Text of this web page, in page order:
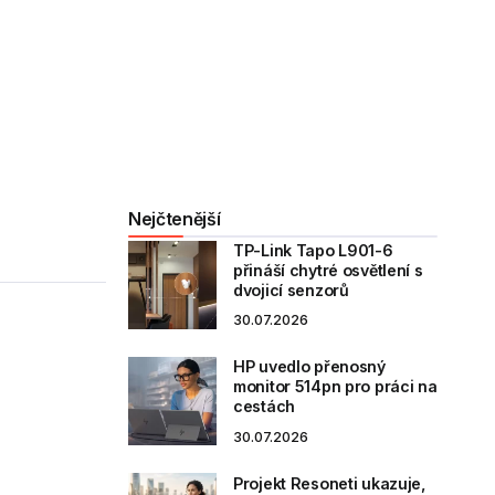
Nejčtenější
TP-Link Tapo L901-6
přináší chytré osvětlení s
dvojicí senzorů
30.07.2026
HP uvedlo přenosný
monitor 514pn pro práci na
cestách
30.07.2026
Projekt Resoneti ukazuje,